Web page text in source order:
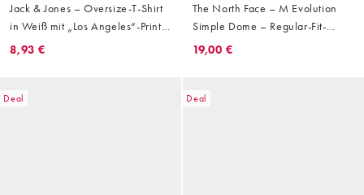
Jack & Jones – Oversize-T-Shirt
in Weiß mit „Los Angeles“-Print
auf dem Rücken
8,93 €
The North Face – M Evolution
Simple Dome – Regular-Fit-
Shorts in Smoked Pearl/TNF-
19,00 €
Deal Deal